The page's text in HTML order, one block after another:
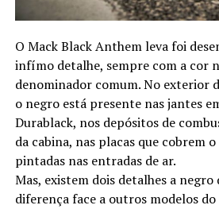
O Mack Black Anthem leva foi
infímo detalhe, sempre com a cor
denominador comum. No exterior
o negro está presente nas jantes
Durablack, nos depósitos de
da cabina, nas placas que cobrem
pintadas nas entradas de ar.
Mas, existem dois detalhes a negro
diferença face a outros modelos